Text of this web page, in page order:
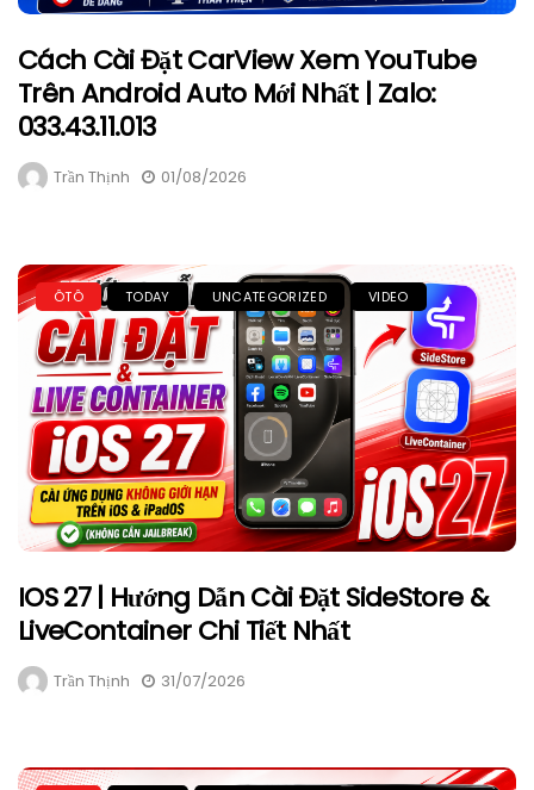
Cách Cài Đặt CarView Xem YouTube
Trên Android Auto Mới Nhất | Zalo:
033.43.11.013
Trần Thịnh 01/08/2026
ÔTÔ TODAY UNCATEGORIZED VIDEO
IOS 27 | Hướng Dẫn Cài Đặt SideStore &
LiveContainer Chi Tiết Nhất
Trần Thịnh 31/07/2026